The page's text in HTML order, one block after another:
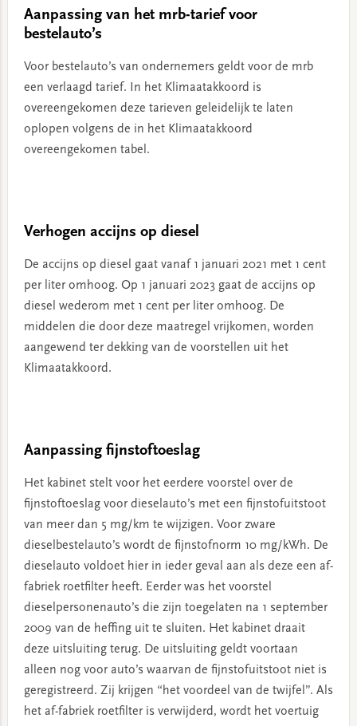
Aanpassing van het mrb-tarief voor
bestelauto’s
Voor bestelauto’s van ondernemers geldt voor de mrb
een verlaagd tarief. In het Klimaatakkoord is
overeengekomen deze tarieven geleidelijk te laten
oplopen volgens de in het Klimaatakkoord
overeengekomen tabel.
Verhogen accijns op diesel
De accijns op diesel gaat vanaf 1 januari 2021 met 1 cent
per liter omhoog. Op 1 januari 2023 gaat de accijns op
diesel wederom met 1 cent per liter omhoog. De
middelen die door deze maatregel vrijkomen, worden
aangewend ter dekking van de voorstellen uit het
Klimaatakkoord.
Aanpassing fijnstoftoeslag
Het kabinet stelt voor het eerdere voorstel over de
fijnstoftoeslag voor dieselauto’s met een fijnstofuitstoot
van meer dan 5 mg/km te wijzigen. Voor zware
dieselbestelauto’s wordt de fijnstofnorm 10 mg/kWh. De
dieselauto voldoet hier in ieder geval aan als deze een af-
fabriek roetfilter heeft. Eerder was het voorstel
dieselpersonenauto’s die zijn toegelaten na 1 september
2009 van de heffing uit te sluiten. Het kabinet draait
deze uitsluiting terug. De uitsluiting geldt voortaan
alleen nog voor auto’s waarvan de fijnstofuitstoot niet is
geregistreerd. Zij krijgen “het voordeel van de twijfel”. Als
het af-fabriek roetfilter is verwijderd, wordt het voertuig